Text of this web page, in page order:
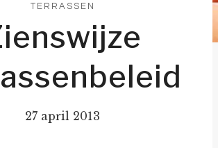
TERRASSEN
27 april 2013